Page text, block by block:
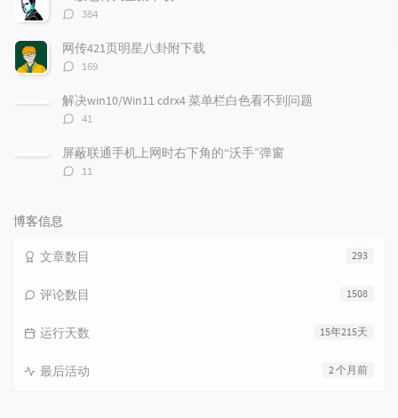
评
数：
384
网传421页明星八卦附下载
评
数：
169
解决win10/Win11 cdrx4 菜单栏白色看不到问题
评
数：
41
屏蔽联通手机上网时右下角的“沃手”弹窗
评
11
博客信息
293
文章数目
1508
评论数目
15年215天
运行天数
2 个月前
最后活动